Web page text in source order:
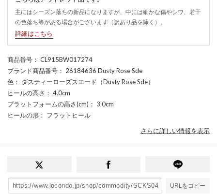
主にはシーズン落ちの新品になりますが、中には細かな傷やシワ、若干
の色落ち等がある場合がございます（訳あり品を除く）。
詳細はこちら
商品番号 ： CL915BW017274
ブランド商品番号 ： 26184636 Dusty Rose Sde
色 ： ダスティーローズスエード（Dusty Rose Sde）
ヒールの高さ ： 4.0cm
プラットフォームの高さ(cm) ： 3.0cm
ヒールの形 ： フラットヒール
さらに詳しい情報を表示
URLをコピー